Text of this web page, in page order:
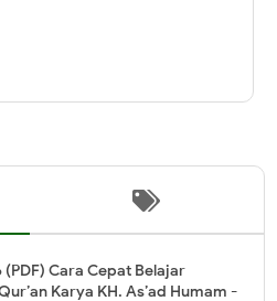
(PDF) Cara Cepat Belajar
Karya KH. As’ad Humam -